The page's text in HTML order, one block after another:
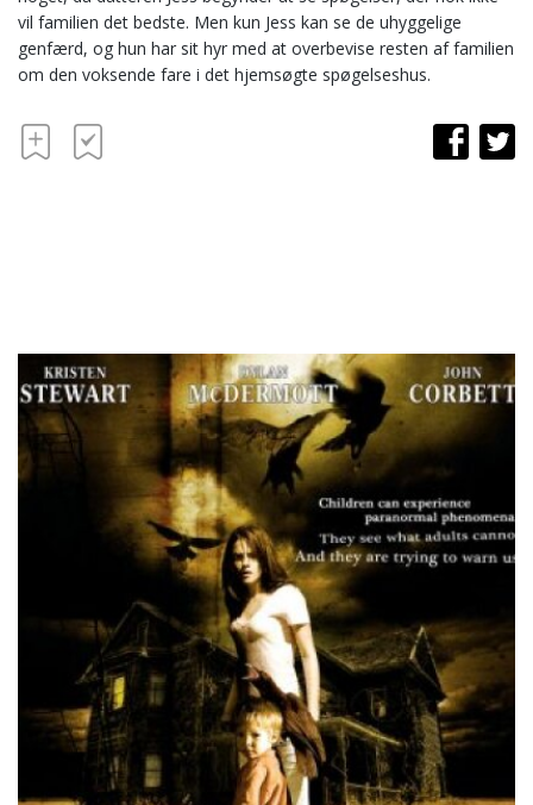
vil familien det bedste. Men kun Jess kan se de uhyggelige
genfærd, og hun har sit hyr med at overbevise resten af familien
om den voksende fare i det hjemsøgte spøgelseshus.